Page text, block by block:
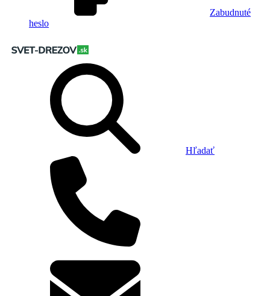
Zabudnuté
heslo
Hľadať